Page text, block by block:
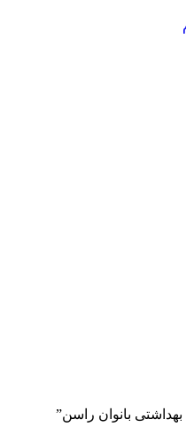
بانوان راسن”